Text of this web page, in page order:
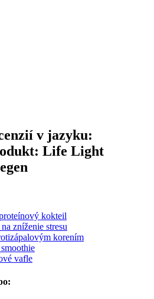
v jazyku:
Life Light
kokteil
zníženie stresu
korením
vafle